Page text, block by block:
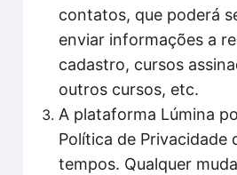
contatos, que poderá
enviar informações a
cadastro, cursos
outros cursos, etc.
A plataforma Lúmina
Política de Privacidade
tempos. Qualquer